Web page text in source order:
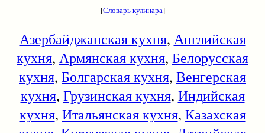
[Словарь кулинара]
Азербайджанская кухня, Английская
кухня, Армянская кухня, Белорусская
кухня, Болгарская кухня, Венгерская
кухня, Грузинская кухня, Индийская
кухня, Итальянская кухня, Казахская